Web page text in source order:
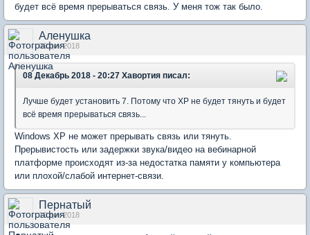
будет всё время прерываться связь. У меня тож так было.
Аленушка
09 дек 2018
08 Декабрь 2018 - 20:27 Хавортия писал:
Лучше будет установить 7. Потому что ХР не будет тянуть и будет
всё время прерываться связь...
Windows XP не может прерывать связь или тянуть.
Прерывистость или задержки звука/видео на вебинарной
платформе происходят из-за недостатка памяти у компьютера
или плохой/слабой интернет-связи.
Пернатый
10 дек 2018